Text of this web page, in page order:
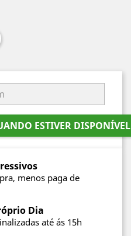
ESTIVER DISPONÍVEL
menos paga de
Dia
até ás 15h